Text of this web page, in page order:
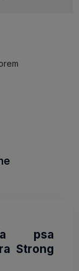
psa
Strong